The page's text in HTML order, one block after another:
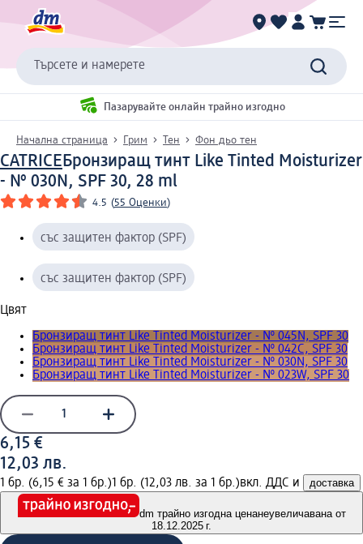
Търсете и намерете
Пазарувайте онлайн трайно изгодно
Начална страница Грим Тен Фон дьо тен
CATRICEБронзиращ тинт Like Tinted Moisturizer
- № 030N, SPF 30, 28 ml
4.5 (55 Оценки)
със защитен фактор (SPF)
със защитен фактор (SPF)
Цвят
Бронзиращ тинт Like Tinted Moisturizer - № 045N, SPF 30
Бронзиращ тинт Like Tinted Moisturizer - № 042C, SPF 30
Бронзиращ тинт Like Tinted Moisturizer - № 030N, SPF 30
Бронзиращ тинт Like Tinted Moisturizer - № 023W, SPF 30
6,15 €
12,03 лв.
1 бр. (6,15 € за 1 бр.)1 бр. (12,03 лв. за 1 бр.)вкл. ДДС и доставка
dm трайно изгодна ценанеувеличавана от
18.12.2025 г.